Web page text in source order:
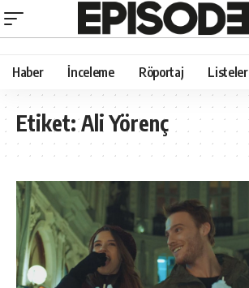
Haber İnceleme Röportaj Listeler
Etiket:Ali Yörenç